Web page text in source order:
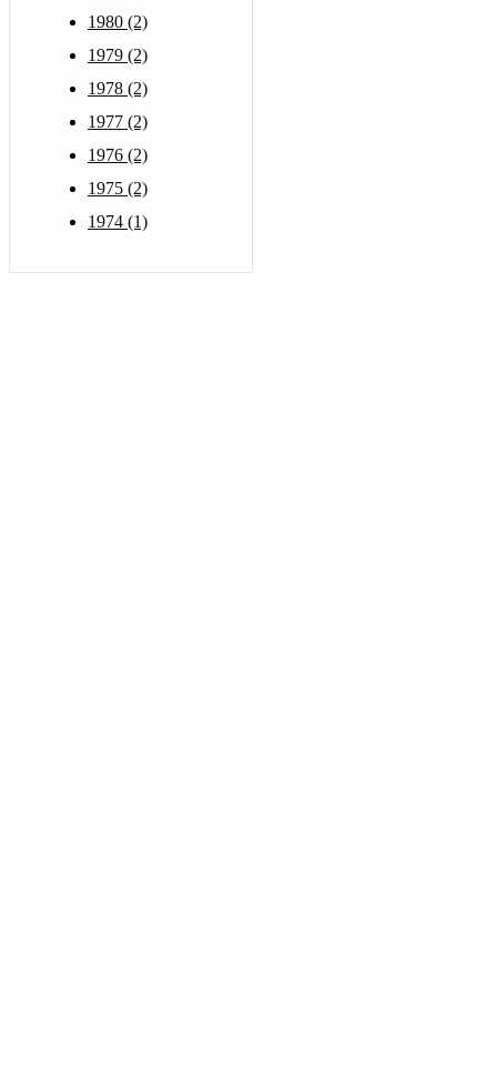
1980 (2)
1979 (2)
1978 (2)
1977 (2)
1976 (2)
1975 (2)
1974 (1)